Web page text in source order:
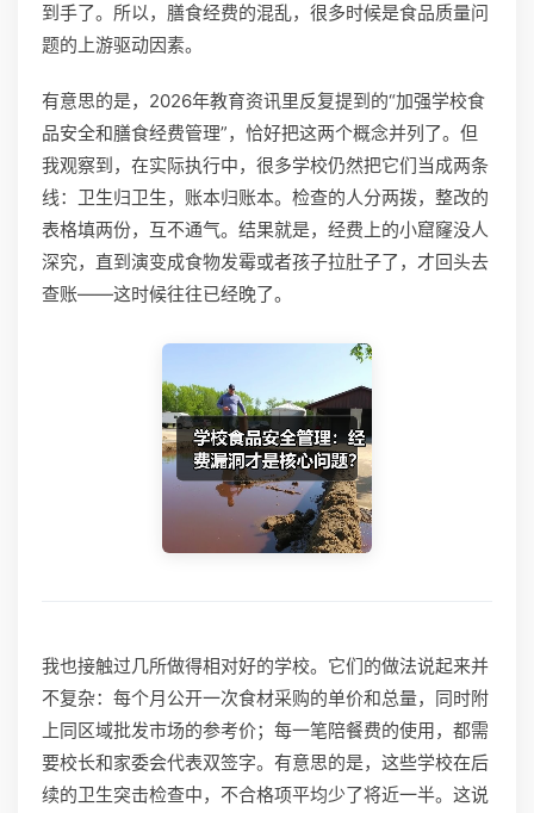
到手了。所以，膳食经费的混乱，很多时候是食品质量问
题的上游驱动因素。
有意思的是，2026年教育资讯里反复提到的“加强学校食
品安全和膳食经费管理”，恰好把这两个概念并列了。但
我观察到，在实际执行中，很多学校仍然把它们当成两条
线：卫生归卫生，账本归账本。检查的人分两拨，整改的
表格填两份，互不通气。结果就是，经费上的小窟窿没人
深究，直到演变成食物发霉或者孩子拉肚子了，才回头去
查账——这时候往往已经晚了。
我也接触过几所做得相对好的学校。它们的做法说起来并
不复杂：每个月公开一次食材采购的单价和总量，同时附
上同区域批发市场的参考价；每一笔陪餐费的使用，都需
要校长和家委会代表双签字。有意思的是，这些学校在后
续的卫生突击检查中，不合格项平均少了将近一半。这说